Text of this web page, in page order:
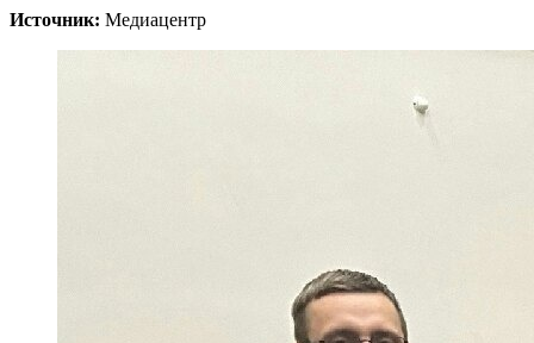
Источник: Медиацентр